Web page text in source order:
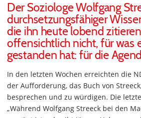
Der Soziologe Wolfgang
durchsetzungsfähiger
die ihn heute lobend
offensichtlich nicht, für was
gestanden hat: für die
In den letzten Wochen erreichten die
der Aufforderung, das Buch von
besprechen und zu würdigen. Die
„Während Wolfgang Streeck bei den